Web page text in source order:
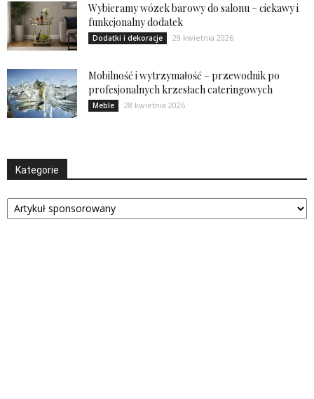
Wybieramy wózek barowy do salonu – ciekawy i
funkcjonalny dodatek
Dodatki i dekoracje 29 kwietnia 2026
Mobilność i wytrzymałość – przewodnik po
profesjonalnych krzesłach cateringowych
Meble 28 kwietnia 2026
Kategorie
Kategorie